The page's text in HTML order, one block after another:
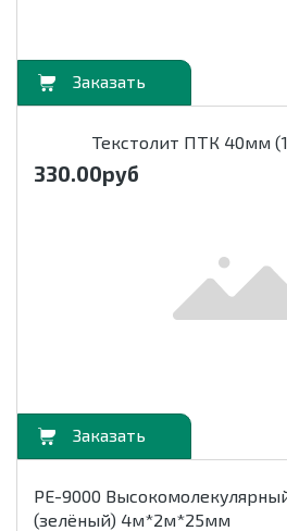
Текстолит ПТК 40мм
330.00руб
РЕ-9000
(зелёный) 4м*2м*25мм